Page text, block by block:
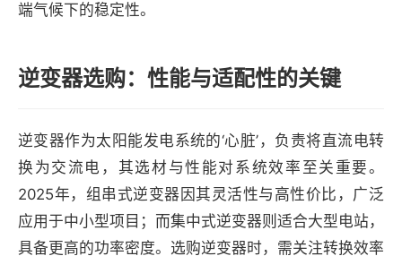
端气候下的稳定性。
逆变器选购：性能与适配性的关键
逆变器作为太阳能发电系统的‘心脏’，负责将直流电转
换为交流电，其选材与性能对系统效率至关重要。
2025年，组串式逆变器因其灵活性与高性价比，广泛
应用于中小型项目；而集中式逆变器则适合大型电站，
具备更高的功率密度。选购逆变器时，需关注转换效率